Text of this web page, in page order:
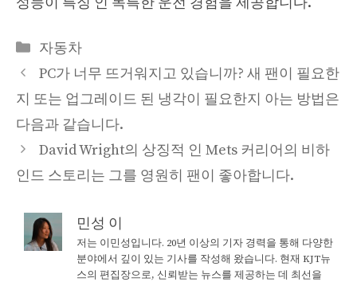
Categories
자동차
PC가 너무 뜨거워지고 있습니까? 새 팬이 필요한
지 또는 업그레이드 된 냉각이 필요한지 아는 방법은
다음과 같습니다.
David Wright의 상징적 인 Mets 커리어의 비하
인드 스토리는 그를 영원히 팬이 좋아합니다.
민성 이
저는 이민성입니다. 20년 이상의 기자 경력을 통해 다양한
분야에서 깊이 있는 기사를 작성해 왔습니다. 현재 KJT뉴
스의 편집장으로, 신뢰받는 뉴스를 제공하는 데 최선을